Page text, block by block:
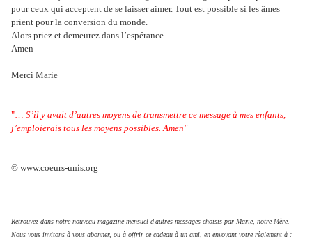
pour ceux qui acceptent de se laisser aimer. Tout est possible si les âmes
prient pour la conversion du monde.
Alors priez et demeurez dans l’espérance.
Amen
Merci Marie
"… S’il y avait d’autres moyens de transmettre ce message à mes enfants,
j’emploierais tous les moyens possibles. Amen"
© www.coeurs-unis.org
Retrouvez dans notre nouveau magazine mensuel d'autres messages choisis par Marie, notre Mère.
Nous vous invitons à vous abonner, ou à offrir ce cadeau à un ami, en envoyant votre règlement à :